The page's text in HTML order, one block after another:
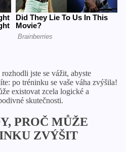
jste se vážit, abyste
po tréninku se vaše váha zvýšila!
existovat zcela logické a
skutečnosti.
PROČ MŮŽE
ZVÝŠIT